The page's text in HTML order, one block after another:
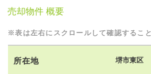
売却物件 概要
※表は左右にスクロールして確認するこ
所在地 堺市東区